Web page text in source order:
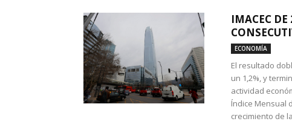
IMACEC
ECONOMÍA
El resultado
un 1,2%, y
actividad
Índice Mensual
crecimiento de